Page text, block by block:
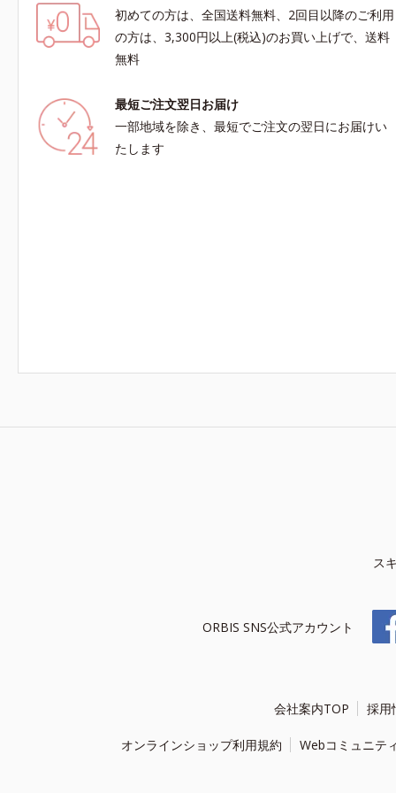
初めての方は、全国送料無料、2回目以降のご利用
の方は、3,300円以上(税込)のお買い上げで、送料
無料
最短ご注文翌日お届け
一部地域を除き、最短でご注文の翌日にお届けい
たします
ス
ORBIS SNS公式アカウント
会社案内TOP 採用
オンラインショップ利用規約 Webコミュニテ